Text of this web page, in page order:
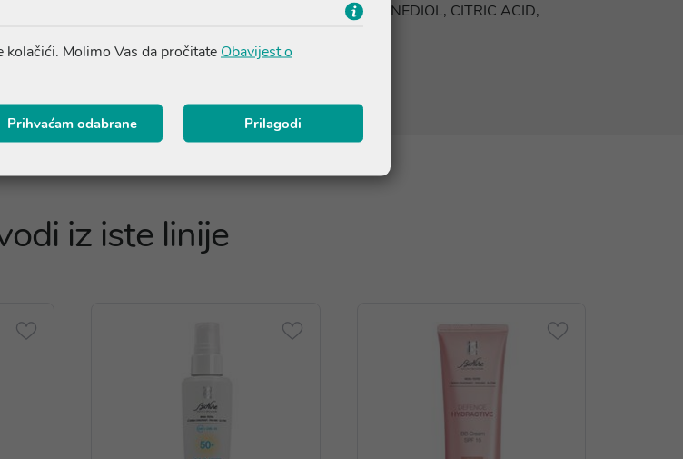
ACID, ORMENIS MULTICAULIS OIL, PROPANEDIOL, CITRIC ACID,
iz iste linije
Molimo Vas da pročitateObavijest o
Prihvaćam odabrane Prilagodi